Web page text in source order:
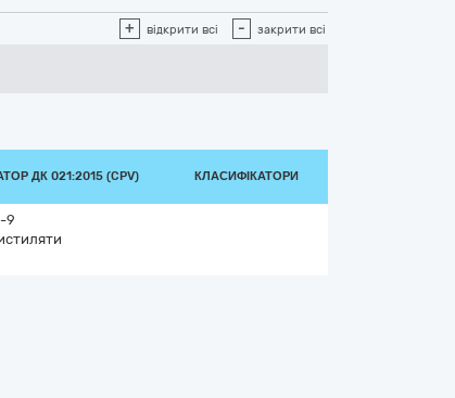
+ відкрити всі - закрити всі
ДК 021:2015 (CPV) КЛАСИФІКАТОРИ
9